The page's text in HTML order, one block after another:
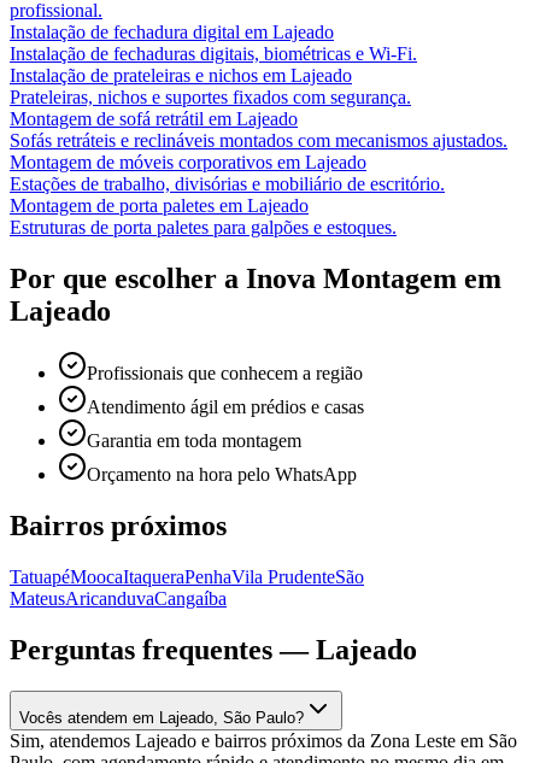
profissional.
Instalação de fechadura digital em Lajeado
Instalação de fechaduras digitais, biométricas e Wi-Fi.
Instalação de prateleiras e nichos em Lajeado
Prateleiras, nichos e suportes fixados com segurança.
Montagem de sofá retrátil em Lajeado
Sofás retráteis e reclináveis montados com mecanismos ajustados.
Montagem de móveis corporativos em Lajeado
Estações de trabalho, divisórias e mobiliário de escritório.
Montagem de porta paletes em Lajeado
Estruturas de porta paletes para galpões e estoques.
Por que escolher a Inova Montagem em
Lajeado
Profissionais que conhecem a região
Atendimento ágil em prédios e casas
Garantia em toda montagem
Orçamento na hora pelo WhatsApp
Bairros próximos
TatuapéMoocaItaqueraPenhaVila PrudenteSão
MateusAricanduvaCangaíba
Perguntas frequentes —Lajeado
Vocês atendem em Lajeado, São Paulo?
Sim, atendemos Lajeado e bairros próximos da Zona Leste em São